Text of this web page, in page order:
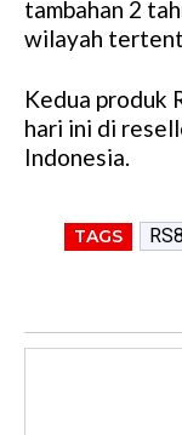
tambahan 2
wilayah
Kedua produk
hari ini di
Indonesia.
TAGS